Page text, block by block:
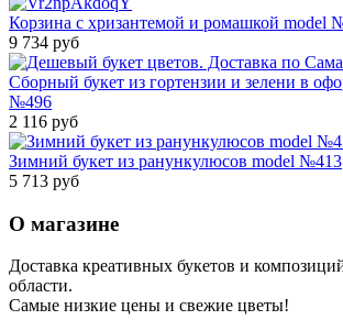
Корзина с хризантемой и ромашкой model
9 734 руб
Сборный букет из гортензии и зелени в
№496
2 116 руб
Зимний букет из ранункулюсов model №413
5 713 руб
О магазине
Доставка креативных букетов и
области.
Самые низкие цены и свежие цветы!